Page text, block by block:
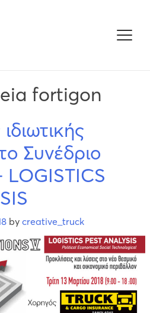
fortigon
Συνέδριο
by creative_truck